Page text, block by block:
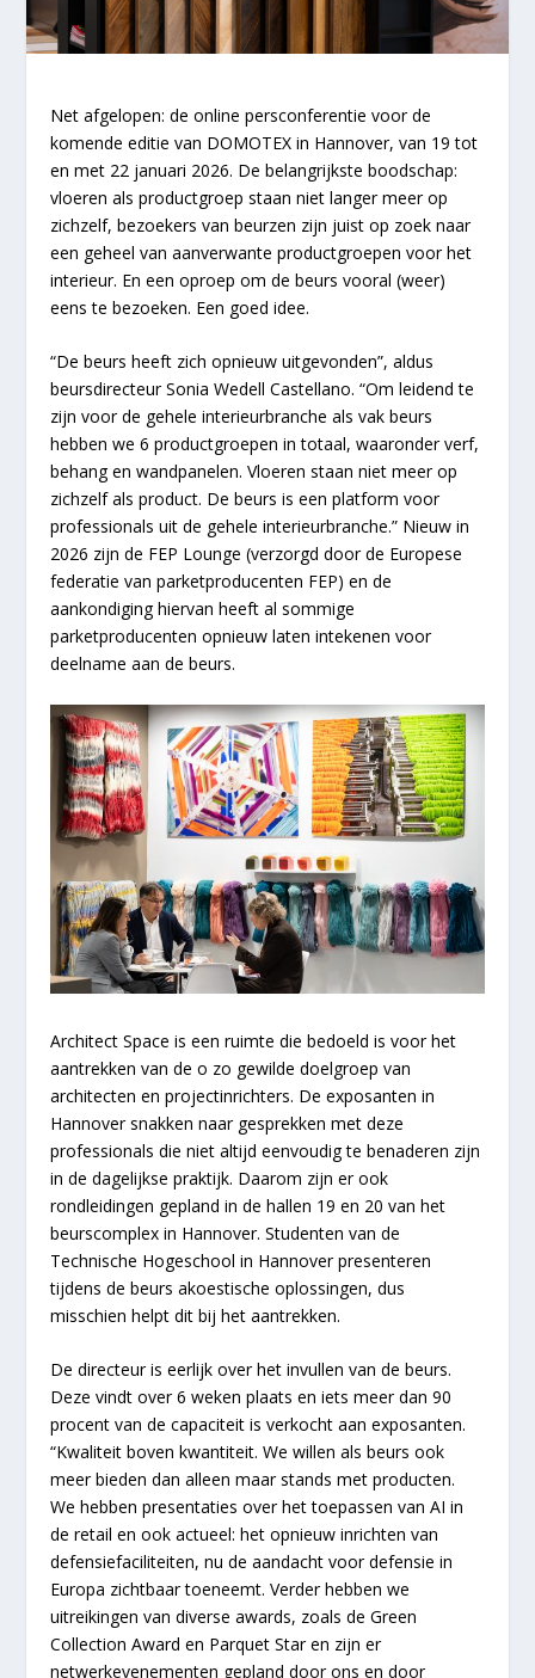
Net afgelopen: de online persconferentie voor de
komende editie van DOMOTEX in Hannover, van 19 tot
en met 22 januari 2026. De belangrijkste boodschap:
vloeren als productgroep staan niet langer meer op
zichzelf, bezoekers van beurzen zijn juist op zoek naar
een geheel van aanverwante productgroepen voor het
interieur. En een oproep om de beurs vooral (weer)
eens te bezoeken. Een goed idee.
“De beurs heeft zich opnieuw uitgevonden”, aldus
beursdirecteur Sonia Wedell Castellano. “Om leidend te
zijn voor de gehele interieurbranche als vak beurs
hebben we 6 productgroepen in totaal, waaronder verf,
behang en wandpanelen. Vloeren staan niet meer op
zichzelf als product. De beurs is een platform voor
professionals uit de gehele interieurbranche.” Nieuw in
2026 zijn de FEP Lounge (verzorgd door de Europese
federatie van parketproducenten FEP) en de
aankondiging hiervan heeft al sommige
parketproducenten opnieuw laten intekenen voor
deelname aan de beurs.
Architect Space is een ruimte die bedoeld is voor het
aantrekken van de o zo gewilde doelgroep van
architecten en projectinrichters. De exposanten in
Hannover snakken naar gesprekken met deze
professionals die niet altijd eenvoudig te benaderen zijn
in de dagelijkse praktijk. Daarom zijn er ook
rondleidingen gepland in de hallen 19 en 20 van het
beurscomplex in Hannover. Studenten van de
Technische Hogeschool in Hannover presenteren
tijdens de beurs akoestische oplossingen, dus
misschien helpt dit bij het aantrekken.
De directeur is eerlijk over het invullen van de beurs.
Deze vindt over 6 weken plaats en iets meer dan 90
procent van de capaciteit is verkocht aan exposanten.
“Kwaliteit boven kwantiteit. We willen als beurs ook
meer bieden dan alleen maar stands met producten.
We hebben presentaties over het toepassen van AI in
de retail en ook actueel: het opnieuw inrichten van
defensiefaciliteiten, nu de aandacht voor defensie in
Europa zichtbaar toeneemt. Verder hebben we
uitreikingen van diverse awards, zoals de Green
Collection Award en Parquet Star en zijn er
netwerkevenementen gepland door ons en door